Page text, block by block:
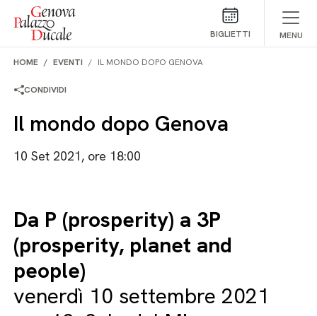
Salta al contenuto
BIGLIETTI MENU
HOME EVENTI IL MONDO DOPO GENOVA
CONDIVIDI
Il mondo dopo Genova
10 Set 2021, ore 18:00
Da P (prosperity) a 3P
(prosperity, planet and
people)
venerdì 10 settembre 2021